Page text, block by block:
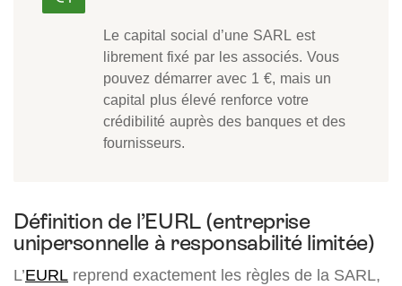
Le capital social d’une SARL est
librement fixé par les associés. Vous
pouvez démarrer avec 1 €, mais un
capital plus élevé renforce votre
crédibilité auprès des banques et des
fournisseurs.
Définition de l’EURL (entreprise
unipersonnelle à responsabilité limitée)
L’EURL reprend exactement les règles de la SARL,